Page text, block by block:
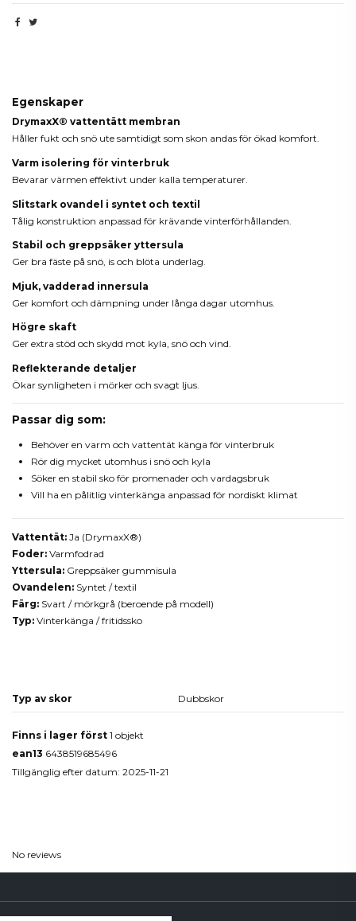
Egenskaper
DrymaxX® vattentätt membran
Håller fukt och snö ute samtidigt som skon andas för ökad komfort.
Varm isolering för vinterbruk
Bevarar värmen effektivt under kalla temperaturer.
Slitstark ovandel i syntet och textil
Tålig konstruktion anpassad för krävande vinterförhållanden.
Stabil och greppsäker yttersula
Ger bra fäste på snö, is och blöta underlag.
Mjuk, vadderad innersula
Ger komfort och dämpning under långa dagar utomhus.
Högre skaft
Ger extra stöd och skydd mot kyla, snö och vind.
Reflekterande detaljer
Ökar synligheten i mörker och svagt ljus.
Passar dig som:
Behöver en varm och vattentät känga för vinterbruk
Rör dig mycket utomhus i snö och kyla
Söker en stabil sko för promenader och vardagsbruk
Vill ha en pålitlig vinterkänga anpassad för nordiskt klimat
Vattentät: Ja (DrymaxX®)
Foder: Varmfodrad
Yttersula: Greppsäker gummisula
Ovandelen: Syntet / textil
Färg: Svart / mörkgrå (beroende på modell)
Typ: Vinterkänga / fritidssko
Typ av skor Dubbskor
Finns i lager först 1 objekt
ean13 6438519685496
Tillgänglig efter datum: 2025-11-21
No reviews